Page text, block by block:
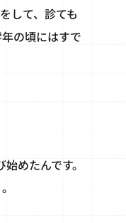
して、診ても
の頃にはすで
めたんです。